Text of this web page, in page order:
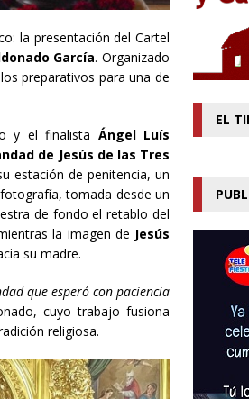
la presentación del Cartel
García. Organizado
preparativos para una de
y el finalista Ángel Luís
de Jesús de las Tres
estación de penitencia, un
tomada desde un
de fondo el retablo del
la imagen de Jesús
su madre.
que esperó con paciencia
cuyo trabajo fusiona
religiosa.
EL